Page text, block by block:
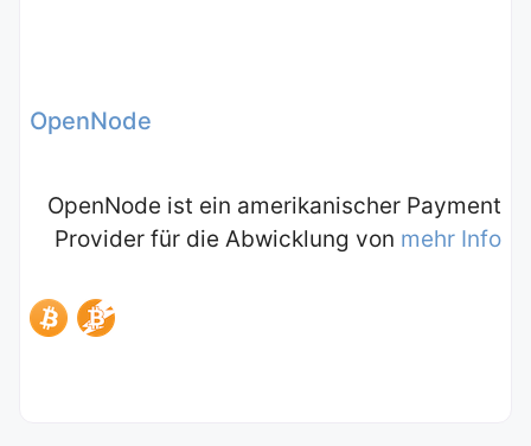
OpenNode
OpenNode ist ein amerikanischer Payment
Provider für die Abwicklung von mehr Info